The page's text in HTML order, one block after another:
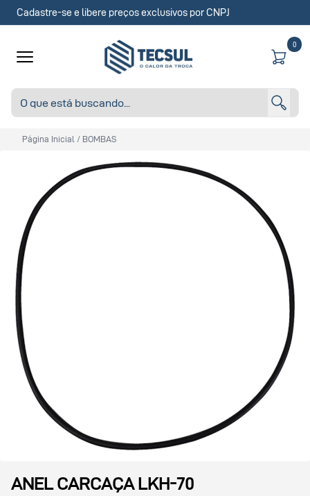
Cadastre-se e libere preços exclusivos por CNPJ
0
Página Inicial / BOMBAS
ANEL CARCAÇA LKH-70